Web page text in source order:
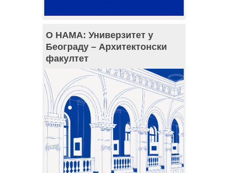
О НАМА: Универзитет у
Београду – Архитектонски
факултет